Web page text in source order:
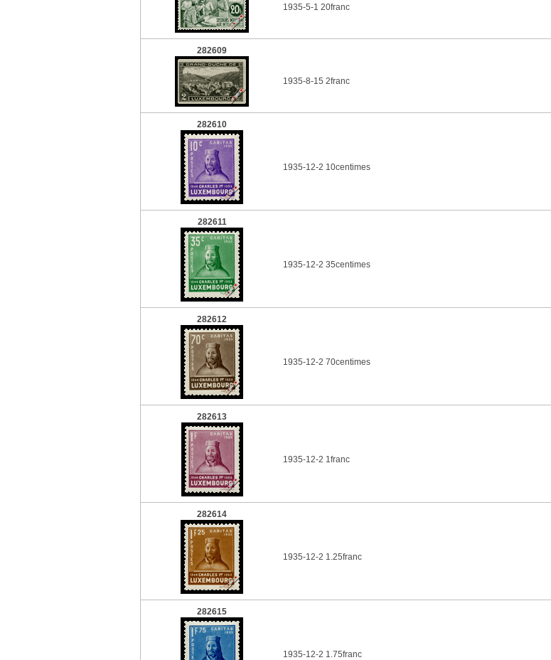
1935-5-1 20franc
282609
1935-8-15 2franc
282610
1935-12-2 10centimes
282611
1935-12-2 35centimes
282612
1935-12-2 70centimes
282613
1935-12-2 1franc
282614
1935-12-2 1.25franc
282615
1935-12-2 1.75franc